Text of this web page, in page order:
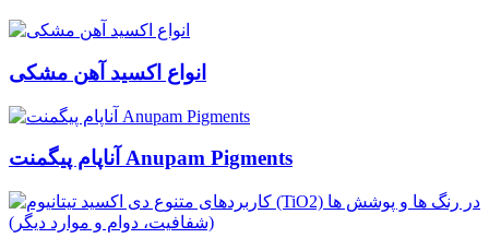
انواع اکسید آهن مشکی
آناپام پیگمنت Anupam Pigments